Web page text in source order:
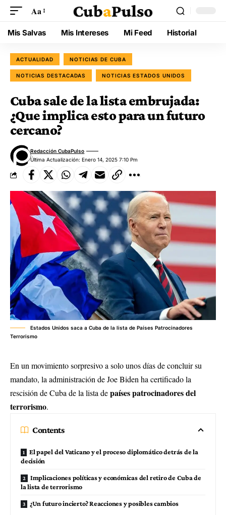
Aa
Mis Salvas Mis Intereses Mi Feed Historial
ACTUALIDAD NOTICIAS DE CUBA
NOTICIAS DESTACADAS NOTICIAS ESTADOS UNIDOS
Cuba sale de la lista embrujada:
¿Que implica esto para un futuro
cercano?
Última Actualización: Enero 14, 2025 7:10 Pm
Redacción CubaPulso
Estados Unidos saca a Cuba de la lista de Países Patrocinadores
Terrorismo
En un movimiento sorpresivo a solo unos días de concluir su
mandato, la administración de Joe Biden ha certificado la
rescisión de Cuba de la lista depaíses patrocinadores del
terrorismo.
Contents
El papel del Vaticano y el proceso diplomático detrás de la
decisión
Implicaciones políticas y económicas del retiro de Cuba de
la lista de terrorismo
¿Un futuro incierto? Reacciones y posibles cambios